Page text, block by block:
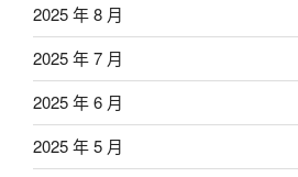
2025 年 8 月
2025 年 7 月
2025 年 6 月
2025 年 5 月